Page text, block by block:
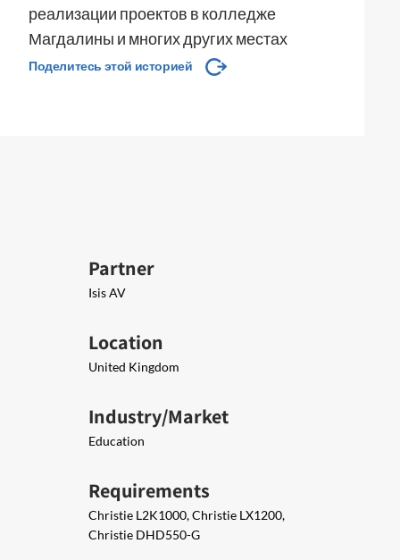
реализации проектов в колледже
Магдалины и многих других местах
Поделитесь этой историей
Partner
Isis AV
Location
United Kingdom
Industry/Market
Education
Requirements
Christie L2K1000, Christie LX1200,
Christie DHD550-G